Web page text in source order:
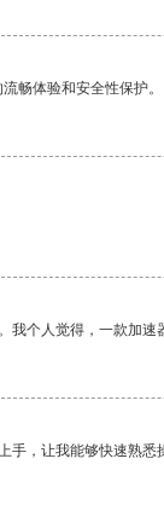
畅体验和安全性保护。
个人觉得，一款加速
，让我能够快速熟悉